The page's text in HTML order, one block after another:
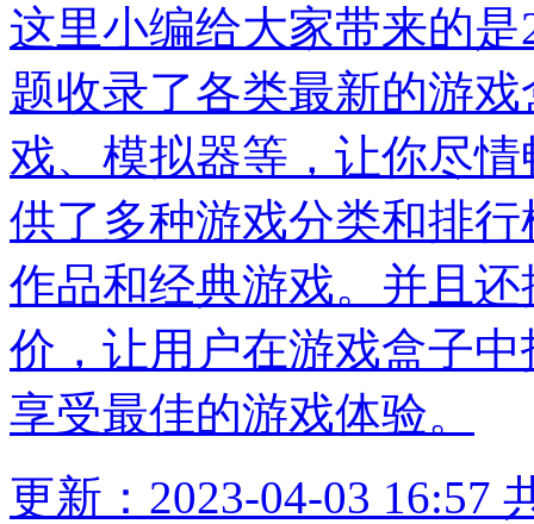
这里小编给大家带来的
题收录了各类最新的游
戏、模拟器等，让你尽
供了多种游戏分类和排
作品和经典游戏。并且
价，让用户在游戏盒子
享受最佳的游戏体验。
更新：2023-04-03 16:57